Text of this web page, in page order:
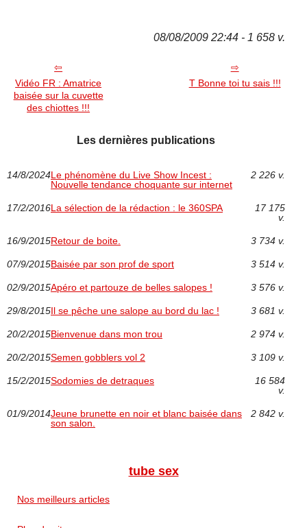
08/08/2009 22:44 - 1 658 v.
Vidéo FR : Amatrice
baisée sur la cuvette
des chiottes !!!
T Bonne toi tu sais !!!
Les dernières publications
14/8/2024Le phénomène du Live Show Incest :
Nouvelle tendance choquante sur internet
2 226 v.
17/2/2016La sélection de la rédaction : le 360SPA
17 175
v.
16/9/2015Retour de boite. 3 734 v.
07/9/2015Baisée par son prof de sport 3 514 v.
02/9/2015Apéro et partouze de belles salopes ! 3 576 v.
29/8/2015Il se pêche une salope au bord du lac ! 3 681 v.
20/2/2015Bienvenue dans mon trou 2 974 v.
20/2/2015Semen gobblers vol 2 3 109 v.
15/2/2015Sodomies de detraques
16 584
v.
01/9/2014Jeune brunette en noir et blanc baisée dans
son salon.
2 842 v.
tube sex
Nos meilleurs articles